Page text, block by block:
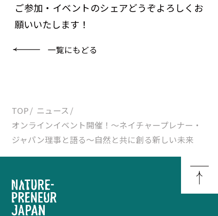
ご参加・イベントのシェアどうぞよろしくお
願いいたします！
一覧にもどる
TOP
ニュース
オンラインイベント開催！〜ネイチャープレナー・
ジャパン理事と語る〜自然と共に創る新しい未来